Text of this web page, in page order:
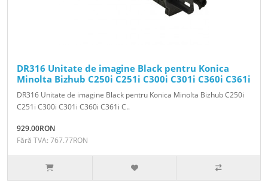
DR316 Unitate de imagine Black pentru Konica
Minolta Bizhub C250i C251i C300i C301i C360i C361i
DR316 Unitate de imagine Black pentru Konica Minolta Bizhub C250i
C251i C300i C301i C360i C361i C..
929.00RON
Fără TVA: 767.77RON